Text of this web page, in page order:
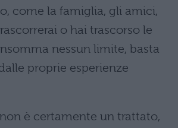
come la famiglia, gli amici,
o hai trascorso le
nessun limite, basta
proprie esperienze
è certamente un trattato,